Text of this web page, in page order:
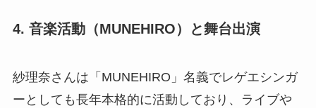
4. 音楽活動（MUNEHIRO）と舞台出演
紗理奈さんは「MUNEHIRO」名義でレゲエシンガ
ーとしても長年本格的に活動しており、ライブや